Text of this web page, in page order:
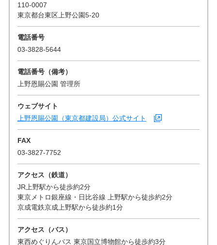
110-0007
東京都台東区上野公園5-20
電話番号
03-3828-5644
電話番号（備考）
上野恩賜公園 管理所
ウェブサイト
上野恩賜公園（東京都建設局）公式サイト
FAX
03-3827-7752
アクセス（鉄道）
JR上野駅から徒歩約2分
東京メトロ銀座線・日比谷線 上野駅から徒歩約2分
京成電鉄京成上野駅から徒歩約1分
アクセス（バス）
東西めぐりんバス 東京国立博物館から徒歩約3分